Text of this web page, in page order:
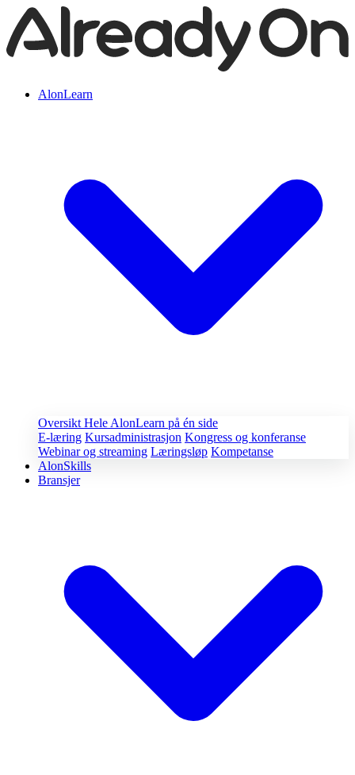
AlonLearn
Oversikt Hele AlonLearn på én side
E-læring Kursadministrasjon Kongress og konferanse
Webinar og streaming Læringsløp Kompetanse
AlonSkills
Bransjer